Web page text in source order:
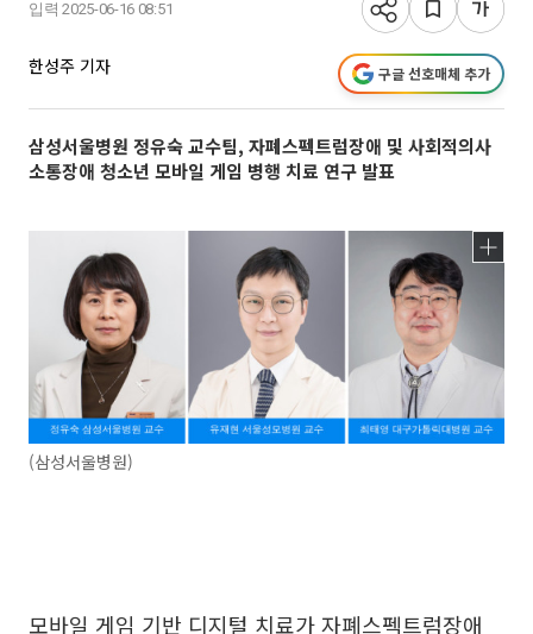
입력 2025-06-16 08:51
한성주 기자 구글 선호매체 추가
삼성서울병원 정유숙 교수팀, 자폐스펙트럼장애 및 사회적의사
소통장애 청소년 모바일 게임 병행 치료 연구 발표
(삼성서울병원)
모바일 게임 기반 디지털 치료가 자폐스펙트럼장애